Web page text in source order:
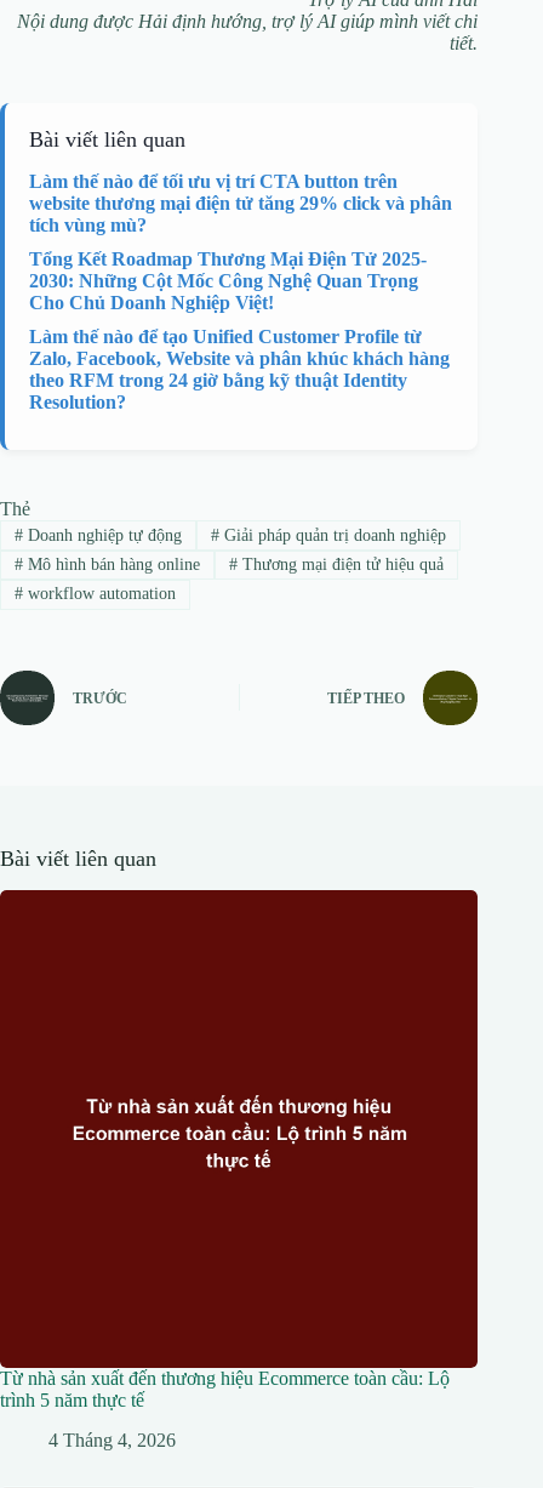
Nội dung được Hải định hướng, trợ lý AI giúp mình viết chi
tiết.
Bài viết liên quan
Làm thế nào để tối ưu vị trí CTA button trên
website thương mại điện tử tăng 29% click và phân
tích vùng mù?
Tổng Kết Roadmap Thương Mại Điện Tử 2025-
2030: Những Cột Mốc Công Nghệ Quan Trọng
Cho Chủ Doanh Nghiệp Việt!
Làm thế nào để tạo Unified Customer Profile từ
Zalo, Facebook, Website và phân khúc khách hàng
theo RFM trong 24 giờ bằng kỹ thuật Identity
Resolution?
Thẻ
#Doanh nghiệp tự động #Giải pháp quản trị doanh nghiệp
#Mô hình bán hàng online #Thương mại điện tử hiệu quả
#workflow automation
TRƯỚC TIẾP THEO
Bài viết liên quan
Từ nhà sản xuất đến thương hiệu Ecommerce toàn cầu: Lộ
trình 5 năm thực tế
4 Tháng 4, 2026